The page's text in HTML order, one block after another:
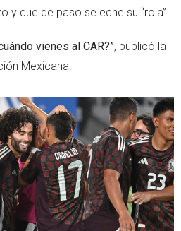
y que de paso se eche su “rola”.
vienes al CAR?”, publicó la
Mexicana.